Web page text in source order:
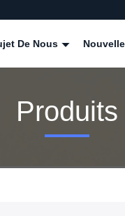
De Nous
Produits